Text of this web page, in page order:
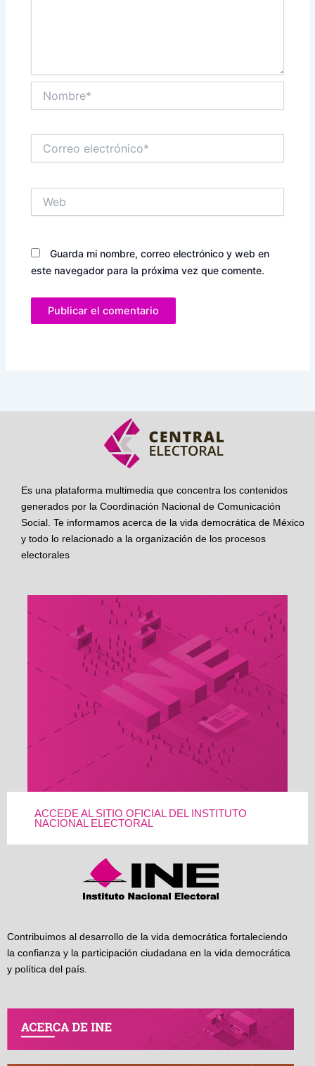
electrónico*
Guarda mi nombre, correo electrónico y web en
este navegador para la próxima vez que comente.
Es una plataforma multimedia que concentra los contenidos
generados por la Coordinación Nacional de Comunicación
Social. Te informamos acerca de la vida democrática de México
y todo lo relacionado a la organización de los procesos
electorales
ACCEDE AL SITIO OFICIAL DEL INSTITUTO
NACIONAL ELECTORAL
Contribuimos al desarrollo de la vida democrática fortaleciendo
la confianza y la participación ciudadana en la vida democrática
y política del país.